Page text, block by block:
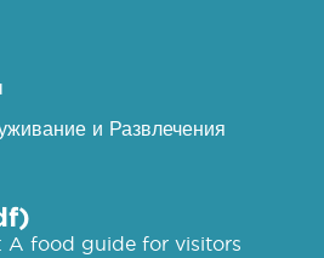
и Развлечения
A food guide for visitors